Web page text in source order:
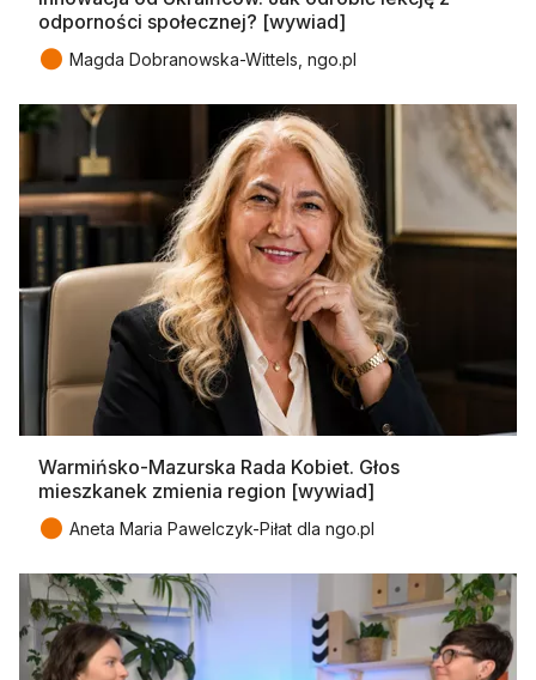
odporności społecznej? [wywiad]
● Magda Dobranowska-Wittels, ngo.pl
Warmińsko-Mazurska Rada Kobiet. Głos
mieszkanek zmienia region [wywiad]
● Aneta Maria Pawelczyk-Piłat dla ngo.pl